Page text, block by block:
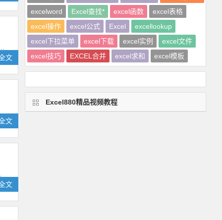
文
文
文
excelword
Excel查找* excel函数
excel表格
excel操作
excel公式 Excel
excellookup
excel下拉菜单
excel下载 excel实例
excel文件
excel技巧
EXCEL合并 excel求和 excel模板
Excel880精品视频教程